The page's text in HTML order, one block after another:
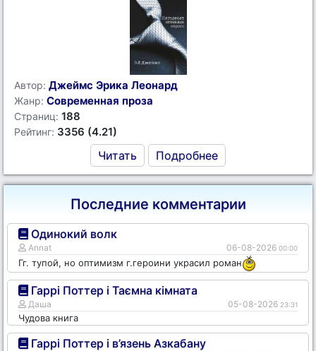
Автор: Джеймс Эрика Леонард
Жанр: Современная проза
Страниц: 188
Рейтинг: 3356 (4.21)
Читать Подробнее
Последние комментарии
Одинокий волк
Annat 06-08-2026 00:00
Гг. тупой, но оптимизм г.героини украсил роман
Гаррі Поттер і Таємна кімната
Даша 05-08-2026 23:31
Чудова книга
Гаррі Поттер і в’язень Азкабану